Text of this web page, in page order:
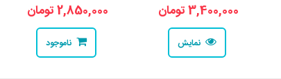
3,400,000 تومان
نمایش
2,850,000 تومان
ناموجود